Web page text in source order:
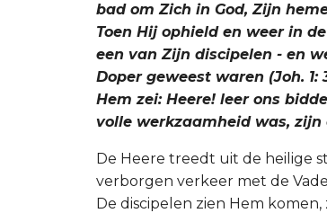
bad om Zich in God, Zijn
Toen Hij ophield en weer in
een van Zijn discipelen - en
Doper geweest waren (Joh. 1:
Hem zei: Heere! leer ons
volle werkzaamheid was, zijn
De Heere treedt uit de heilige
verborgen verkeer met de
De discipelen zien Hem